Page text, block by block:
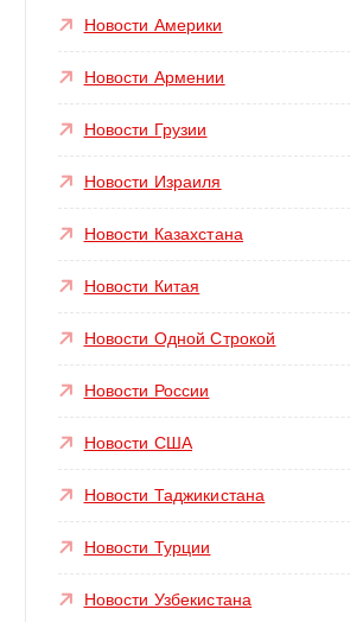
Новости Америки
Новости Армении
Новости Грузии
Новости Израиля
Новости Казахстана
Новости Китая
Новости Одной Строкой
Новости России
Новости США
Новости Таджикистана
Новости Турции
Новости Узбекистана